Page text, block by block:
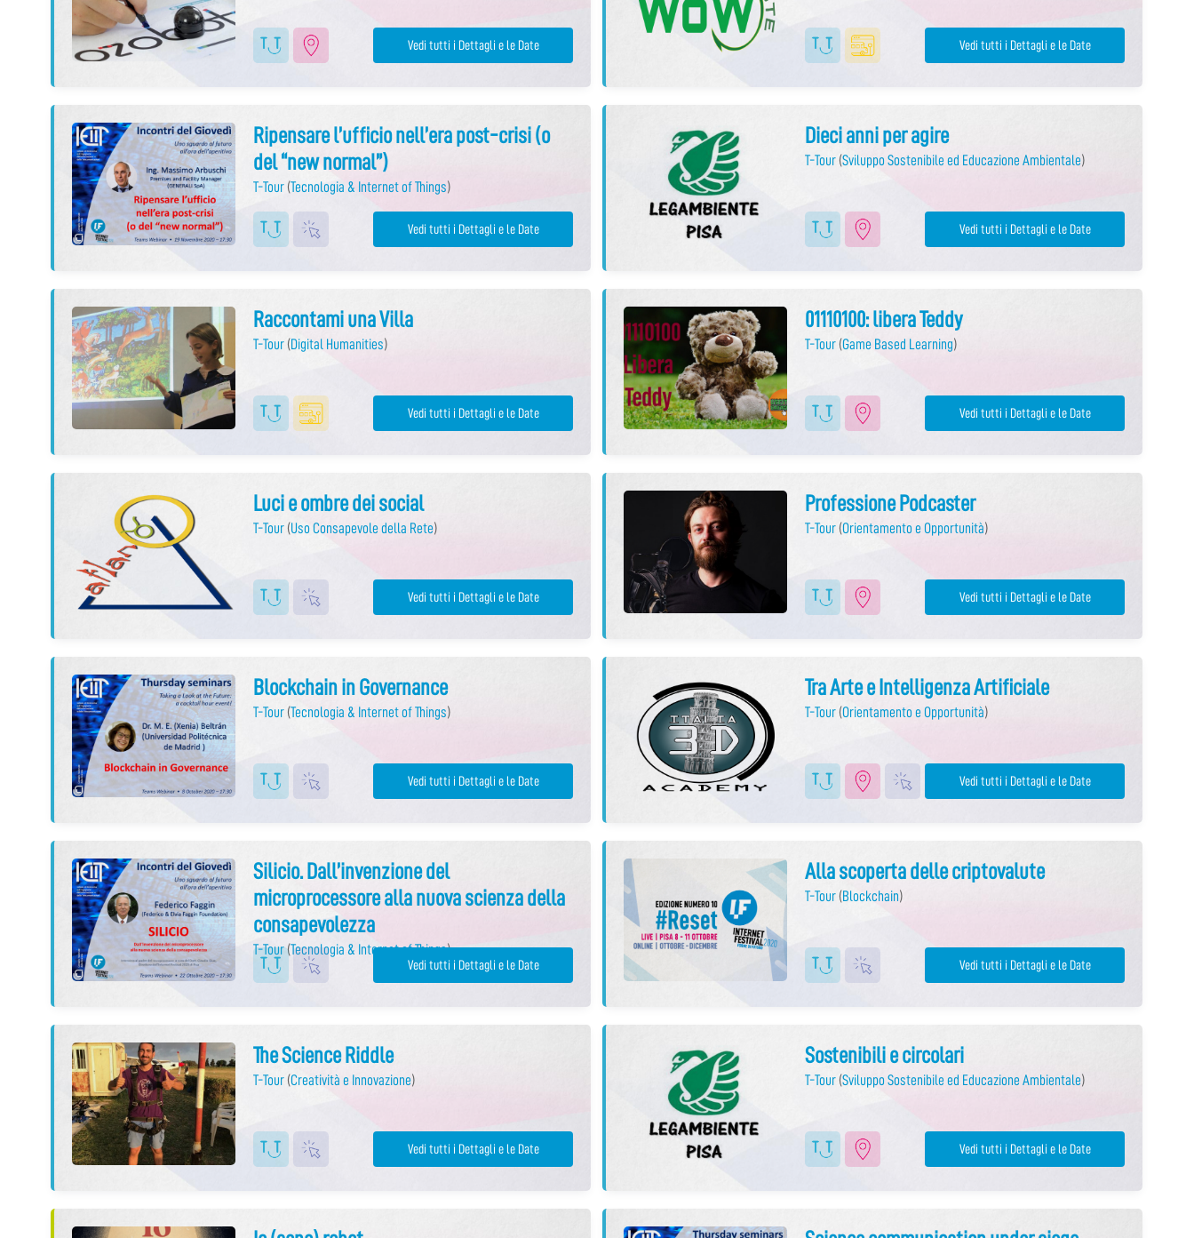
Vedi tutti i Dettagli e le Date Vedi tutti i Dettagli e le Date
Ripensare l’ufficio nell’era post-crisi (o
del “new normal”)
T-Tour (Tecnologia & Internet of Things)
Vedi tutti i Dettagli e le Date
Dieci anni per agire
T-Tour (Sviluppo Sostenibile ed Educazione Ambientale)
Vedi tutti i Dettagli e le Date
Raccontami una Villa
T-Tour (Digital Humanities)
Vedi tutti i Dettagli e le Date
01110100: libera Teddy
T-Tour (Game Based Learning)
Vedi tutti i Dettagli e le Date
Luci e ombre dei social
T-Tour (Uso Consapevole della Rete)
Vedi tutti i Dettagli e le Date
Professione Podcaster
T-Tour (Orientamento e Opportunità)
Vedi tutti i Dettagli e le Date
Blockchain in Governance
T-Tour (Tecnologia & Internet of Things)
Vedi tutti i Dettagli e le Date
Tra Arte e Intelligenza Artificiale
T-Tour (Orientamento e Opportunità)
Vedi tutti i Dettagli e le Date
Silicio. Dall’invenzione del
microprocessore alla nuova scienza della
consapevolezza
T-Tour(Tecnologia & Internet of Things)
Vedi tutti i Dettagli e le Date
Alla scoperta delle criptovalute
T-Tour (Blockchain)
Vedi tutti i Dettagli e le Date
The Science Riddle
T-Tour (Creatività e Innovazione)
Vedi tutti i Dettagli e le Date
Sostenibili e circolari
T-Tour (Sviluppo Sostenibile ed Educazione Ambientale)
Vedi tutti i Dettagli e le Date